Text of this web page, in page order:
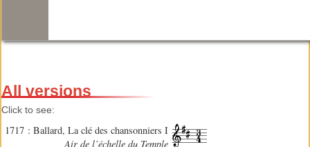
All versions
Click to see:
1717 : Ballard, La clé des chansonniers I
Air de l’échelle du Temple